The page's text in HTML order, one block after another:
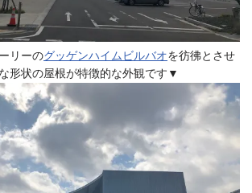
リーのグッゲンハイムビルバオを彷彿とさせ
形状の屋根が特徴的な外観です▼